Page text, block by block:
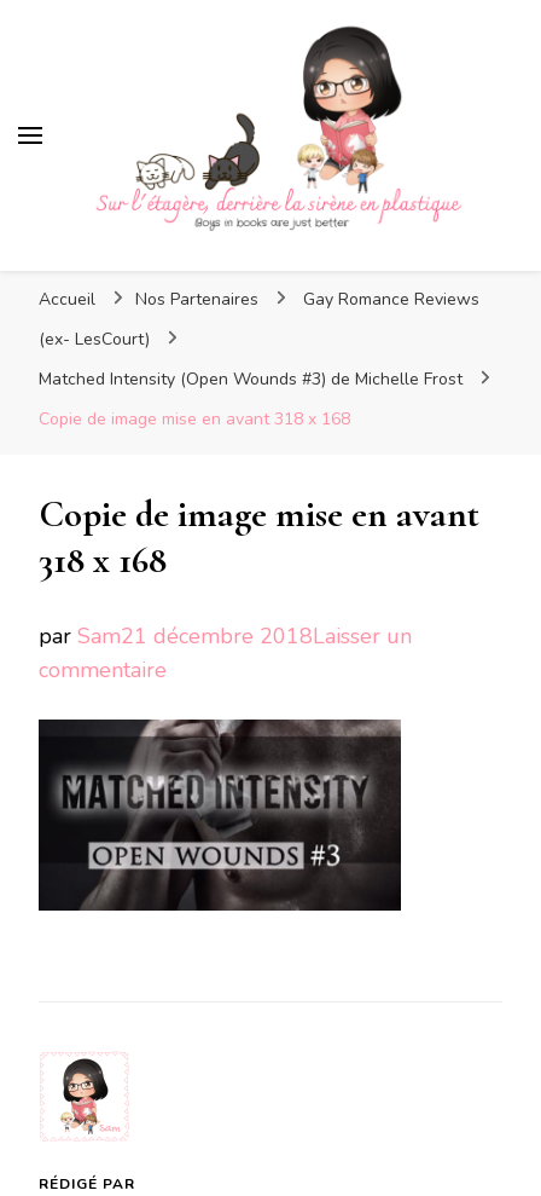
Sur l'étagère, derrière la
sirène en plastique
sirène en plastique
Accueil Nos Partenaires
Gay Romance Reviews
(ex- LesCourt)
Matched Intensity (Open Wounds #3) de Michelle Frost
Copie de image mise en avant 318 x 168
Copie de image mise en avant
318 x 168
par Sam21 décembre 2018Laisser un
commentaire
de
image
mise
en
avant
318
RÉDIGÉ PAR